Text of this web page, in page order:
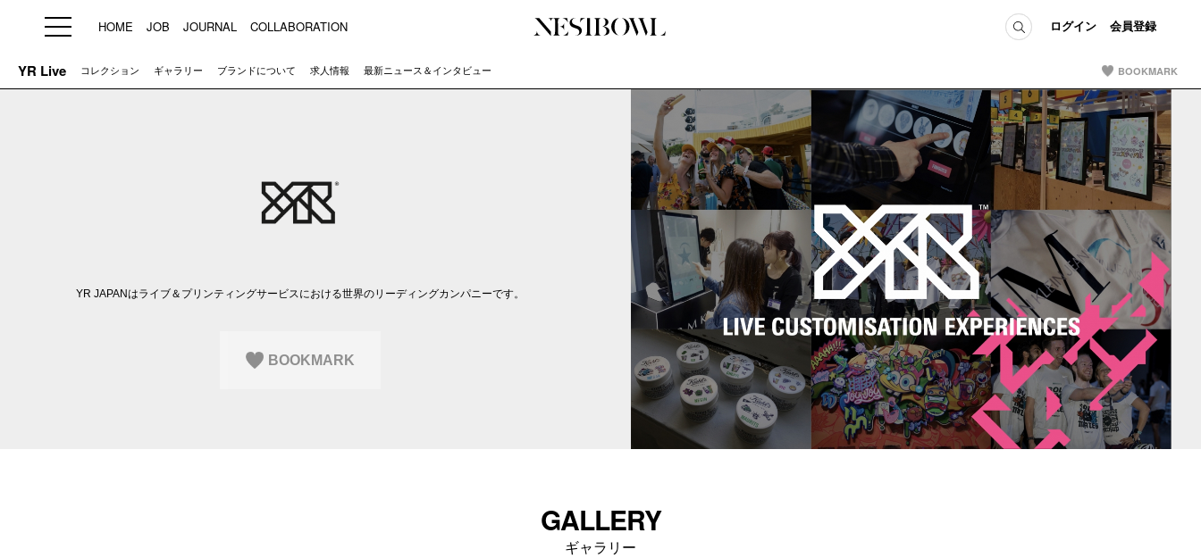
HOME JOB JOURNAL COLLABORATION ログイン 会員登録
ブランド一覧
COLLABORATION
コラボ募集一覧
コラボ募集記事
コラボ実績案内
SERVICE
初めての方へ
Q&A
企業担当の方へ
企業ログイン
MEMBER
ログイン
会員登録
プライバシーポリシー 利用規約 運営会社
YR Live コレクション ギャラリー ブランドについて 求人情報 最新ニュース＆インタビュー BOOKMARK
YR JAPANはライブ＆プリンティングサービスにおける世界のリーディングカンパニーです。
BOOKMARK
GALLERY
ギャラリー